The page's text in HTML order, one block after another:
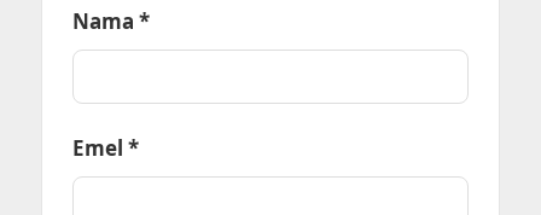
Nama *
Emel *